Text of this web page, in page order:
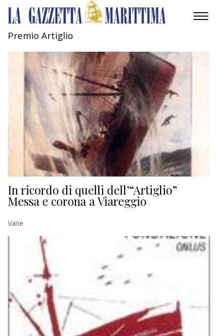
MOBILITÀ
INDUSTRIA
RICERCA
ECONOMIA
TURISMO
CULTURA
EDITORIALI
Premio Artiglio
In ricordo di quelli dell’“Artiglio”
Messa e corona a Viareggio
Varie